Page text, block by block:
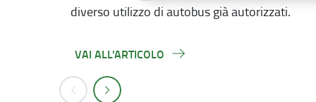
diverso utilizzo di autobus già autorizzati.
VAI ALL'ARTICOLO